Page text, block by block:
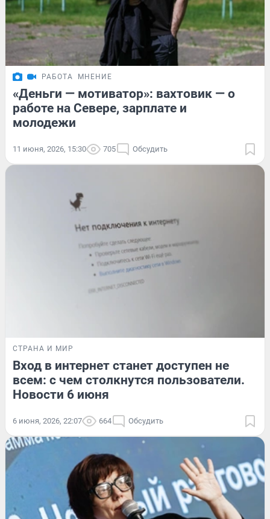
РАБОТА МНЕНИЕ
«Деньги — мотиватор»: вахтовик — о
работе на Севере, зарплате и
молодежи
11 июня, 2026, 15:30 705 Обсудить
СТРАНА И МИР
Вход в интернет станет доступен не
всем: с чем столкнутся пользователи.
Новости 6 июня
6 июня, 2026, 22:07 664 Обсудить